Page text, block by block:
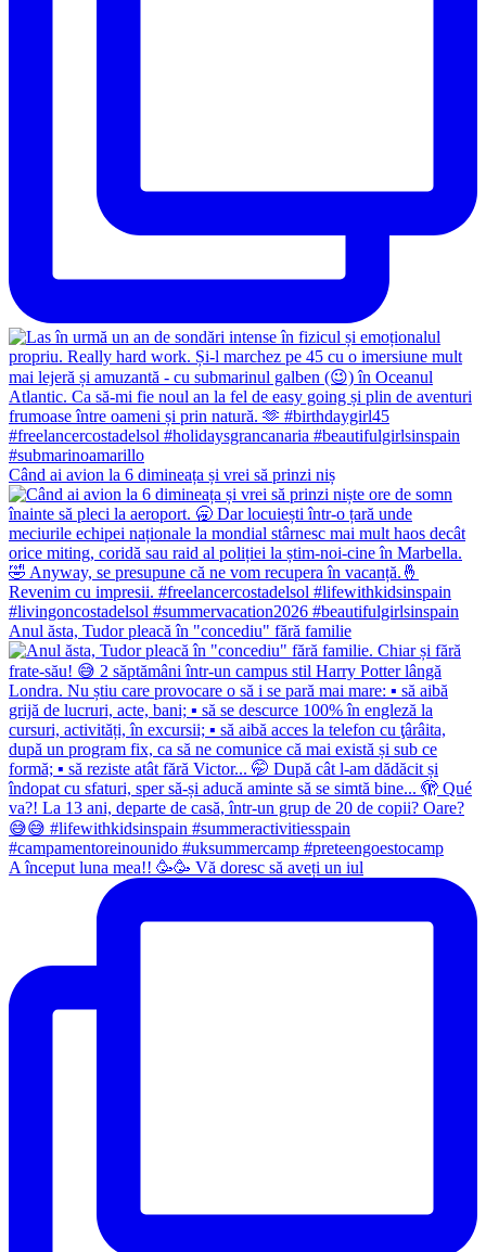
Când ai avion la 6 dimineața și vrei să prinzi niș
Anul ăsta, Tudor pleacă în "concediu" fără familie
A început luna mea!! 🥳🥳 Vă doresc să aveți un iul